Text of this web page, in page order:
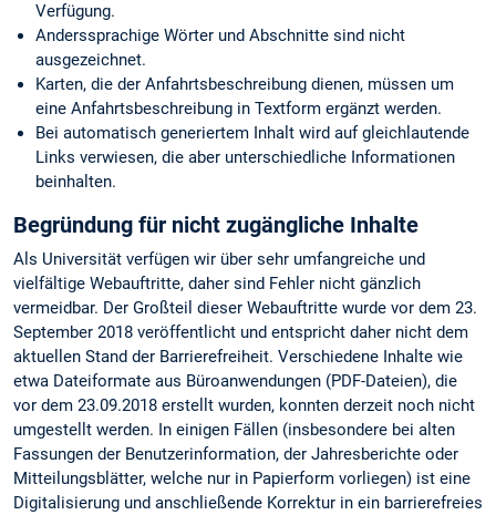
Verfügung.
Anderssprachige Wörter und Abschnitte sind nicht
ausgezeichnet.
Karten, die der Anfahrtsbeschreibung dienen, müssen um
eine Anfahrtsbeschreibung in Textform ergänzt werden.
Bei automatisch generiertem Inhalt wird auf gleichlautende
Links verwiesen, die aber unterschiedliche Informationen
beinhalten.
Begründung für nicht zugängliche Inhalte
Als Universität verfügen wir über sehr umfangreiche und
vielfältige Webauftritte, daher sind Fehler nicht gänzlich
vermeidbar. Der Großteil dieser Webauftritte wurde vor dem 23.
September 2018 veröffentlicht und entspricht daher nicht dem
aktuellen Stand der Barrierefreiheit. Verschiedene Inhalte wie
etwa Dateiformate aus Büroanwendungen (PDF-Dateien), die
vor dem 23.09.2018 erstellt wurden, konnten derzeit noch nicht
umgestellt werden. In einigen Fällen (insbesondere bei alten
Fassungen der Benutzerinformation, der Jahresberichte oder
Mitteilungsblätter, welche nur in Papierform vorliegen) ist eine
Digitalisierung und anschließende Korrektur in ein barrierefreies